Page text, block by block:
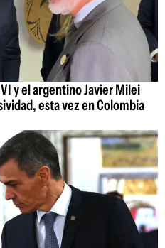
y el argentino Javier Milei
esta vez en Colombia